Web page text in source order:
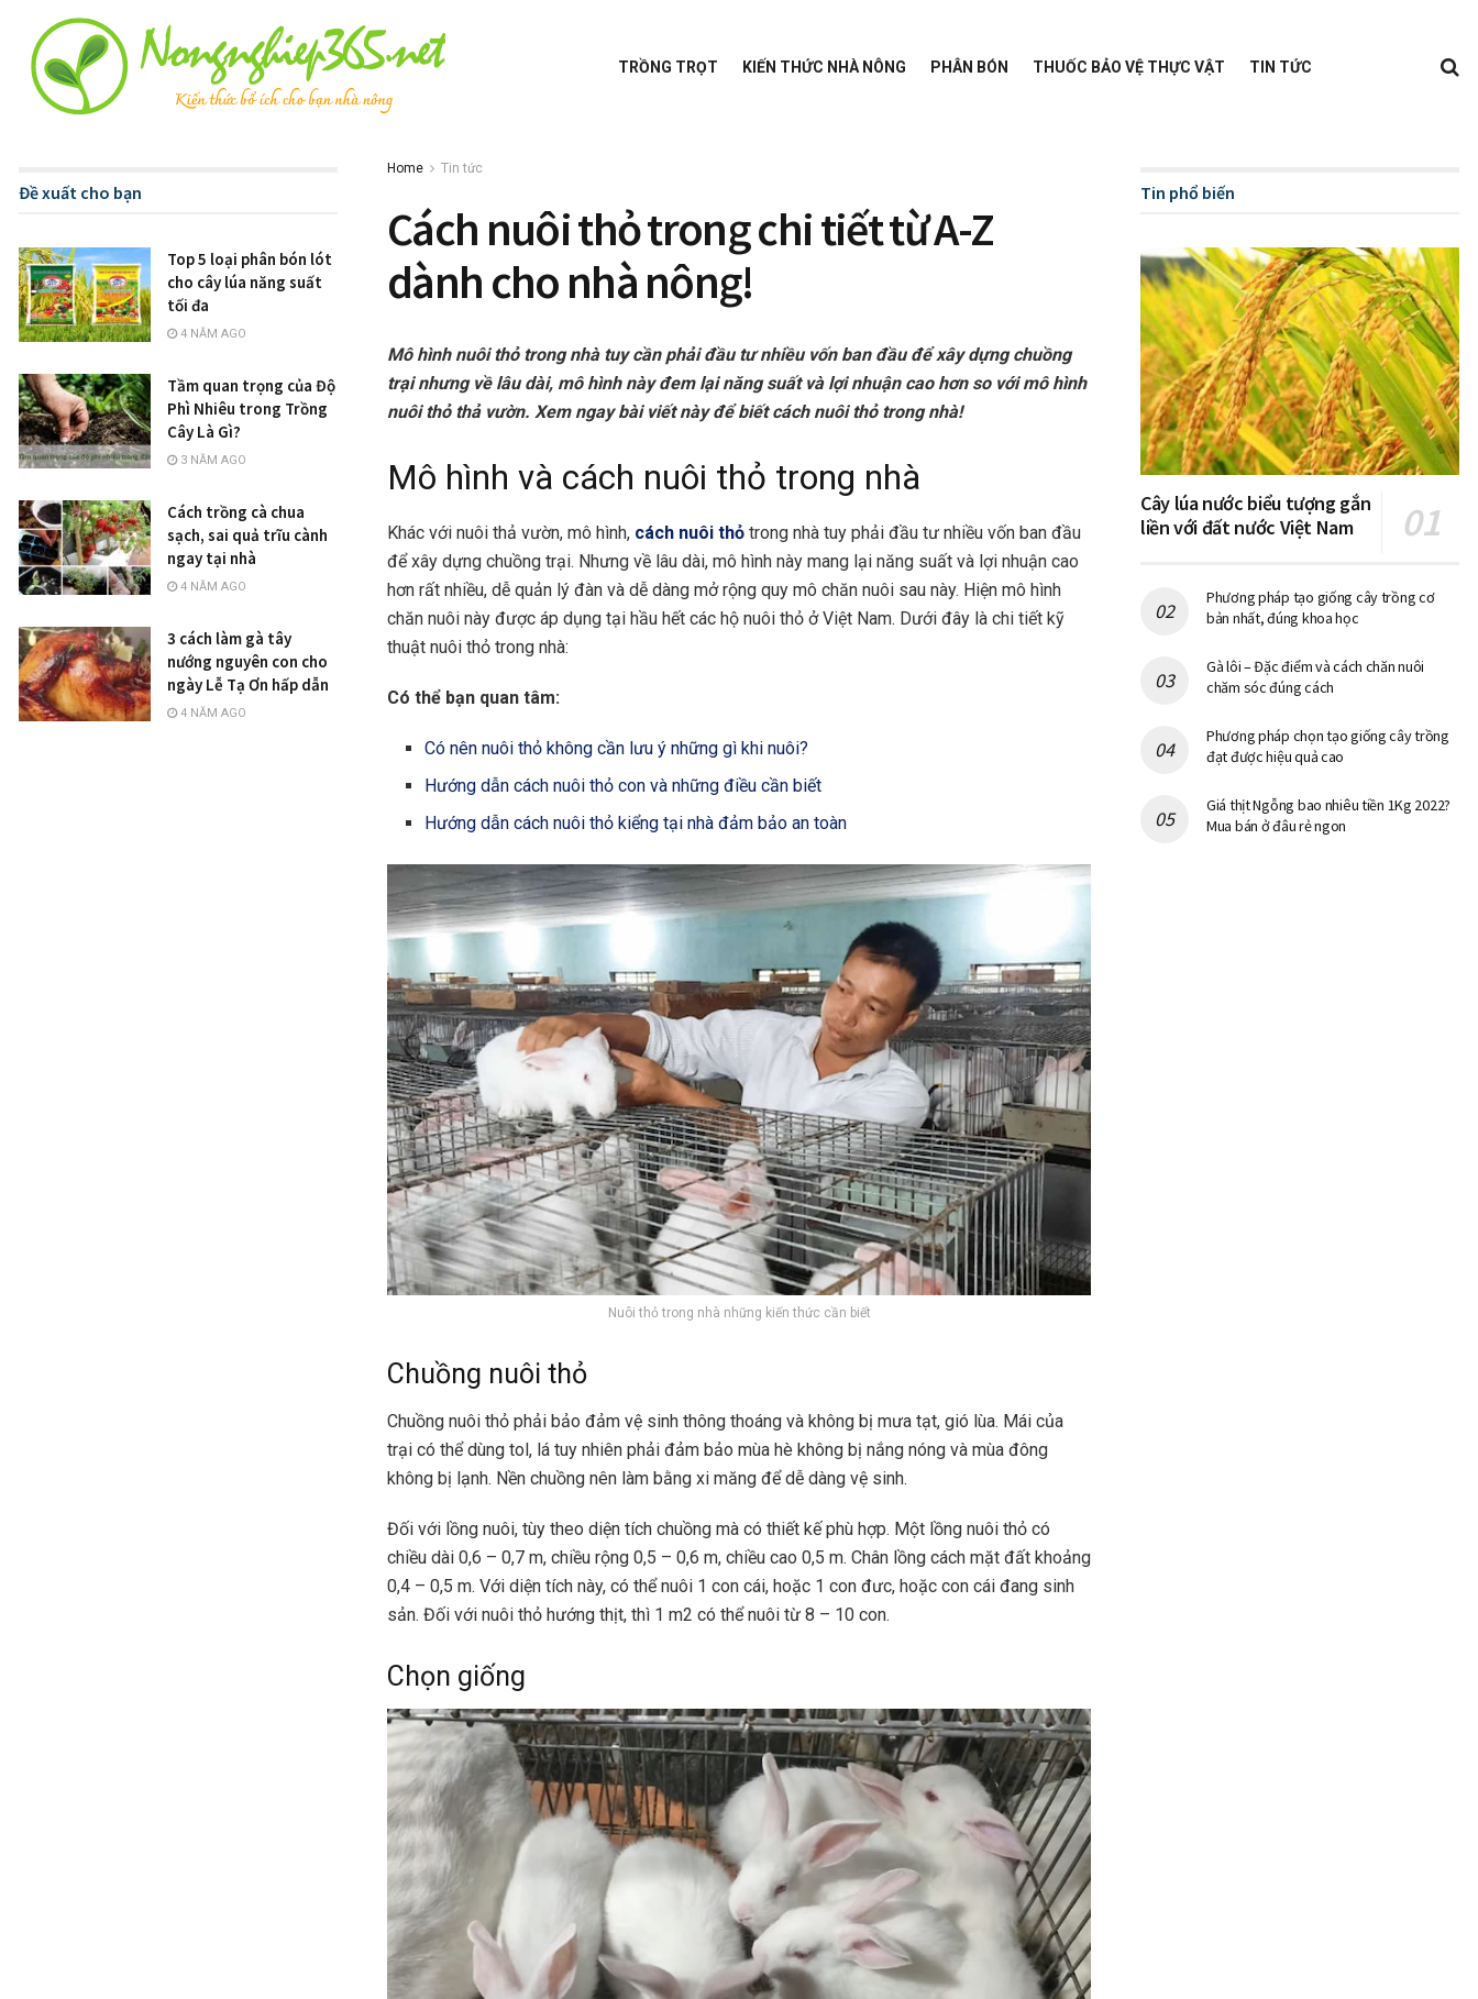
TRỒNG TRỌT KIẾN THỨC NHÀ NÔNG PHÂN BÓN THUỐC BẢO VỆ THỰC VẬT TIN TỨC
Home Tin tức
Cách nuôi thỏ trong chi tiết từ A-Z
dành cho nhà nông!
Mô hình nuôi thỏ trong nhà tuy cần phải đầu tư nhiều vốn ban đầu để xây dựng chuồng
trại nhưng về lâu dài, mô hình này đem lại năng suất và lợi nhuận cao hơn so với mô hình
nuôi thỏ thả vườn. Xem ngay bài viết này để biết cách nuôi thỏ trong nhà!
Mô hình và cách nuôi thỏ trong nhà
Khác với nuôi thả vườn, mô hình, cách nuôi thỏ trong nhà tuy phải đầu tư nhiều vốn ban đầu
để xây dựng chuồng trại. Nhưng về lâu dài, mô hình này mang lại năng suất và lợi nhuận cao
hơn rất nhiều, dễ quản lý đàn và dễ dàng mở rộng quy mô chăn nuôi sau này. Hiện mô hình
chăn nuôi này được áp dụng tại hầu hết các hộ nuôi thỏ ở Việt Nam. Dưới đây là chi tiết kỹ
thuật nuôi thỏ trong nhà:
Có thể bạn quan tâm:
Có nên nuôi thỏ không cần lưu ý những gì khi nuôi?
Hướng dẫn cách nuôi thỏ con và những điều cần biết
Hướng dẫn cách nuôi thỏ kiểng tại nhà đảm bảo an toàn
Nuôi thỏ trong nhà những kiến thức cần biết
Chuồng nuôi thỏ
Chuồng nuôi thỏ phải bảo đảm vệ sinh thông thoáng và không bị mưa tạt, gió lùa. Mái của
trại có thể dùng tol, lá tuy nhiên phải đảm bảo mùa hè không bị nắng nóng và mùa đông
không bị lạnh. Nền chuồng nên làm bằng xi măng để dễ dàng vệ sinh.
Đối với lồng nuôi, tùy theo diện tích chuồng mà có thiết kế phù hợp. Một lồng nuôi thỏ có
chiều dài 0,6 – 0,7 m, chiều rộng 0,5 – 0,6 m, chiều cao 0,5 m. Chân lồng cách mặt đất khoảng
0,4 – 0,5 m. Với diện tích này, có thể nuôi 1 con cái, hoặc 1 con đưc, hoặc con cái đang sinh
sản. Đối với nuôi thỏ hướng thịt, thì 1 m2 có thể nuôi từ 8 – 10 con.
Chọn giống
Đề xuất cho bạn
Top 5 loại phân bón lót
cho cây lúa năng suất
tối đa
4 NĂM AGO
Tầm quan trọng của Độ
Phì Nhiêu trong Trồng
Cây Là Gì?
3 NĂM AGO
Cách trồng cà chua
sạch, sai quả trĩu cành
ngay tại nhà
4 NĂM AGO
3 cách làm gà tây
nướng nguyên con cho
ngày Lễ Tạ Ơn hấp dẫn
4 NĂM AGO
Tin phổ biến
Cây lúa nước biểu tượng gắn
liền với đất nước Việt Nam
Phương pháp tạo giống cây trồng cơ
bản nhất, đúng khoa học
Gà lôi – Đặc điểm và cách chăn nuôi
chăm sóc đúng cách
Phương pháp chọn tạo giống cây trồng
đạt được hiệu quả cao
Giá thịt Ngỗng bao nhiêu tiền 1Kg 2022?
Mua bán ở đâu rẻ ngon